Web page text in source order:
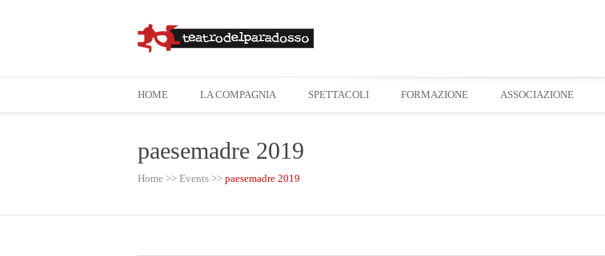
HOME LA COMPAGNIA SPETTACOLI FORMAZIONE ASSOCIAZIONE
paesemadre 2019
Home >> Events >> paesemadre 2019